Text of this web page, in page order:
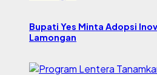
Bupati Yes Minta Adopsi
Lamongan